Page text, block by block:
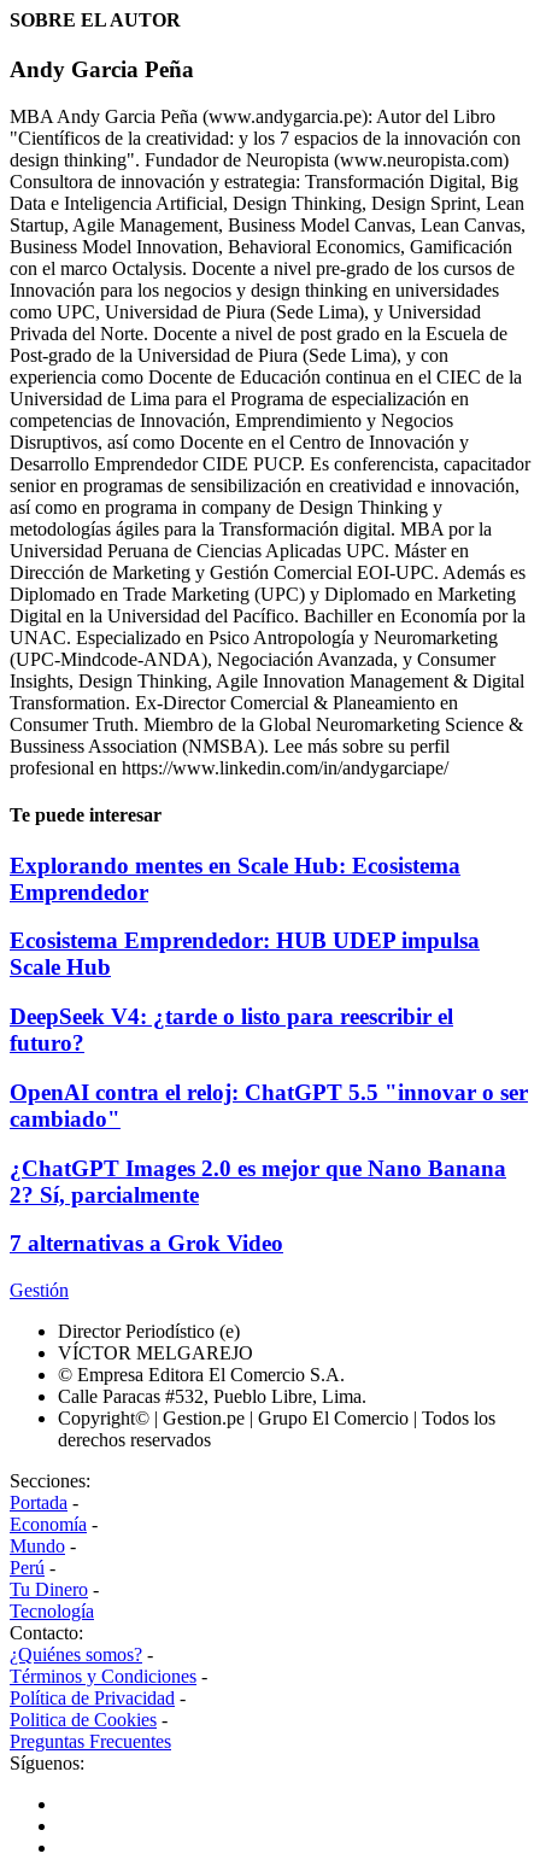
SOBRE EL AUTOR
Andy Garcia Peña
MBA Andy Garcia Peña (www.andygarcia.pe): Autor del Libro
"Científicos de la creatividad: y los 7 espacios de la innovación con
design thinking". Fundador de Neuropista (www.neuropista.com)
Consultora de innovación y estrategia: Transformación Digital, Big
Data e Inteligencia Artificial, Design Thinking, Design Sprint, Lean
Startup, Agile Management, Business Model Canvas, Lean Canvas,
Business Model Innovation, Behavioral Economics, Gamificación
con el marco Octalysis. Docente a nivel pre-grado de los cursos de
Innovación para los negocios y design thinking en universidades
como UPC, Universidad de Piura (Sede Lima), y Universidad
Privada del Norte. Docente a nivel de post grado en la Escuela de
Post-grado de la Universidad de Piura (Sede Lima), y con
experiencia como Docente de Educación continua en el CIEC de la
Universidad de Lima para el Programa de especialización en
competencias de Innovación, Emprendimiento y Negocios
Disruptivos, así como Docente en el Centro de Innovación y
Desarrollo Emprendedor CIDE PUCP. Es conferencista, capacitador
senior en programas de sensibilización en creatividad e innovación,
así como en programa in company de Design Thinking y
metodologías ágiles para la Transformación digital. MBA por la
Universidad Peruana de Ciencias Aplicadas UPC. Máster en
Dirección de Marketing y Gestión Comercial EOI-UPC. Además es
Diplomado en Trade Marketing (UPC) y Diplomado en Marketing
Digital en la Universidad del Pacífico. Bachiller en Economía por la
UNAC. Especializado en Psico Antropología y Neuromarketing
(UPC-Mindcode-ANDA), Negociación Avanzada, y Consumer
Insights, Design Thinking, Agile Innovation Management & Digital
Transformation. Ex-Director Comercial & Planeamiento en
Consumer Truth. Miembro de la Global Neuromarketing Science &
Bussiness Association (NMSBA). Lee más sobre su perfil
profesional en https://www.linkedin.com/in/andygarciape/
Te puede interesar
Explorando mentes en Scale Hub: Ecosistema
Emprendedor
Ecosistema Emprendedor: HUB UDEP impulsa
Scale Hub
DeepSeek V4: ¿tarde o listo para reescribir el
futuro?
OpenAI contra el reloj: ChatGPT 5.5 "innovar o ser
cambiado"
¿ChatGPT Images 2.0 es mejor que Nano Banana
2? Sí, parcialmente
7 alternativas a Grok Video
Gestión
Director Periodístico (e)
VÍCTOR MELGAREJO
© Empresa Editora El Comercio S.A.
Calle Paracas #532, Pueblo Libre, Lima.
Copyright© | Gestion.pe | Grupo El Comercio | Todos los
derechos reservados
Secciones:
Portada -
Economía -
Mundo -
Perú -
Tu Dinero -
Tecnología
Contacto:
¿Quiénes somos? -
Términos y Condiciones -
Política de Privacidad -
Politica de Cookies -
Preguntas Frecuentes
Síguenos: